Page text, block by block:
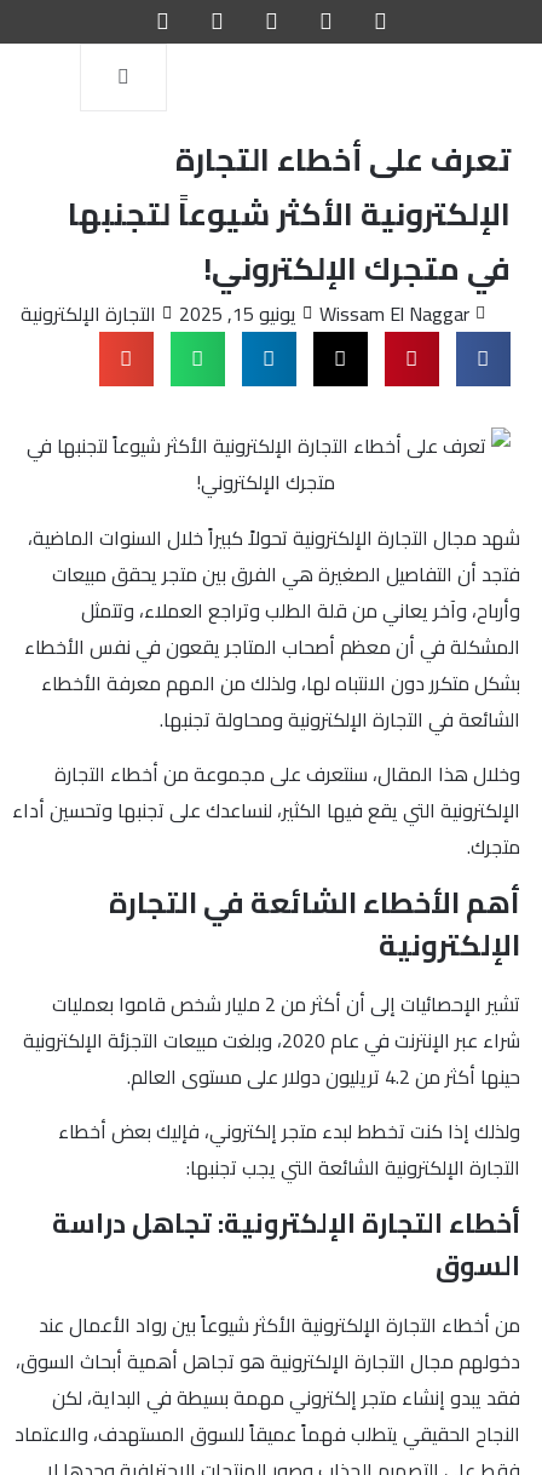
تعرف على أخطاء التجارة
الإلكترونية الأكثر شيوعاً لتجنبها
في متجرك الإلكتروني!
Wissam El Naggar يونيو 15, 2025 التجارة الإلكترونية
شهد مجال التجارة الإلكترونية تحولاً كبيراً خلال السنوات الماضية،
فتجد أن التفاصيل الصغيرة هي الفرق بين متجر يحقق مبيعات
وأرباح، وآخر يعاني من قلة الطلب وتراجع العملاء، وتتمثل
المشكلة في أن معظم أصحاب المتاجر يقعون في نفس الأخطاء
بشكل متكرر دون الانتباه لها، ولذلك من المهم معرفة الأخطاء
الشائعة في التجارة الإلكترونية ومحاولة تجنبها.
وخلال هذا المقال، سنتعرف على مجموعة من أخطاء التجارة
الإلكترونية التي يقع فيها الكثير، لنساعدك على تجنبها وتحسين أداء
متجرك.
أهم الأخطاء الشائعة في التجارة
الإلكترونية
تشير الإحصائيات إلى أن أكثر من 2 مليار شخص قاموا بعمليات
شراء عبر الإنترنت في عام 2020، وبلغت مبيعات التجزئة الإلكترونية
حينها أكثر من 4.2 تريليون دولار على مستوى العالم.
ولذلك إذا كنت تخطط لبدء متجر إلكتروني، فإليك بعض أخطاء
التجارة الإلكترونية الشائعة التي يجب تجنبها:
أخطاء التجارة الإلكترونية: تجاهل دراسة
السوق
من أخطاء التجارة الإلكترونية الأكثر شيوعاً بين رواد الأعمال عند
دخولهم مجال التجارة الإلكترونية هو تجاهل أهمية أبحاث السوق،
فقد يبدو إنشاء متجر إلكتروني مهمة بسيطة في البداية، لكن
النجاح الحقيقي يتطلب فهماً عميقاً للسوق المستهدف، والاعتماد